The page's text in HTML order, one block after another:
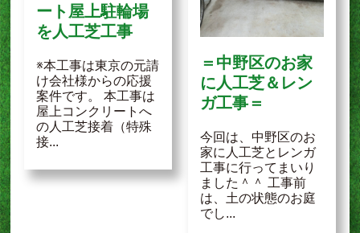
ート屋上駐輪場
を人工芝工事
※本工事は東京の元請
け会社様からの応援
案件です。 本工事は
屋上コンクリートへ
の人工芝接着（特殊
接...
＝中野区のお家
に人工芝＆レン
ガ工事＝
今回は、中野区のお
家に人工芝とレンガ
工事に行ってまいり
ました＾＾ 工事前
は、土の状態のお庭
でし...